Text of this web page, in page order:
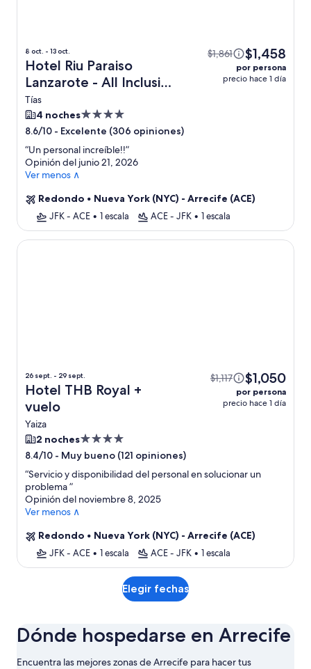
8 oct. - 13 oct.
Hotel Riu Paraiso
Lanzarote - All Inclusive
+ vuelo
Tías
$1,861 $1,458
por persona
precio hace 1 día
4 nochesPropiedad
de
4.0
estrellas
8.6/10 - Excelente (306 opiniones)
“Un personal increíble!!”
Opinión del junio 21, 2026
Ver menos ∧
Redondo • Nueva York (NYC) - Arrecife (ACE)
JFK - ACE • 1 escala ACE - JFK • 1 escala
26 sept. - 29 sept.
Hotel THB Royal +
vuelo
Yaiza
$1,117 $1,050
por persona
precio hace 1 día
2 nochesPropiedad
de
4.0
estrellas
8.4/10 - Muy bueno (121 opiniones)
“Servicio y disponibilidad del personal en solucionar un
problema”
Opinión del noviembre 8, 2025
Ver menos ∧
Redondo • Nueva York (NYC) - Arrecife (ACE)
JFK - ACE • 1 escala ACE - JFK • 1 escala
Hotel THB Royal
Elegir fechas
Dónde hospedarse en Arrecife
Encuentra las mejores zonas de Arrecife para hacer tus